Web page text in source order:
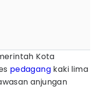
Kota
pedagang kaki lima
anjungan